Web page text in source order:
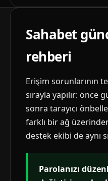
Sahabet
rehberi
Erişim sorunlarının
sırayla yapılır: önce
sonra tarayıcı
farklı bir ağ
destek ekibi de aynı
Parolanızı